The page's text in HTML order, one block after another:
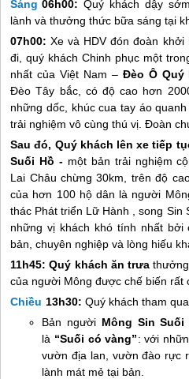
Sáng 06h00: Quý khách dậy
lành và thưởng thức bữa sáng tại
07h00: Xe và HDV đón đoàn
đi, quý khách Chinh phục một
nhất của Việt Nam – Đèo Ô
Đèo Tây bắc, có độ cao hơn
những dốc, khúc cua tay áo
trải nghiệm vô cùng thú vị. Đoàn
Sau đó, Quý khách lên xe tiếp
Suối Hồ - một bản trải nghiệm
Lai Châu chừng 30km, trên độ
của hơn 100 hộ dân là người
thác Phát triển Lữ Hành , song Sin
những vị khách khó tính nhất
bản, chuyên nghiệp và lòng hiếu
11h45: Quý khách ăn trưa
của người Mông được chế biến rất
Chiều 13h30:Quý khách tham
Bản người Mông Sin Suối
là “Suối có vàng”: với
vườn địa lan, vườn đào rực
lành mát mẻ tại bản.